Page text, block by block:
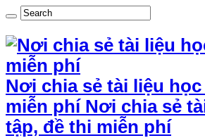
Nơi chia sẻ tài liệu
miễn phí Nơi chia sẻ
tập, đề thi miễn phí